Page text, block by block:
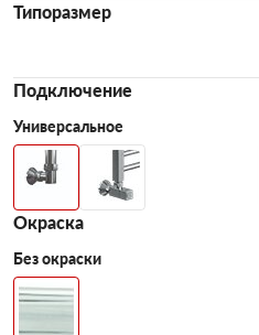
Типоразмер
Подключение
Универсальное
Окраска
Без окраски